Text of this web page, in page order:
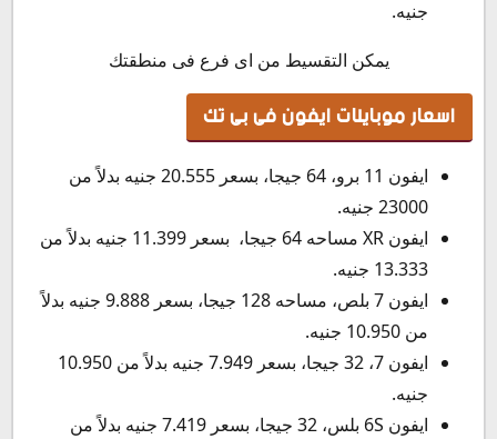
جنيه.
يمكن التقسيط من اى فرع فى منطقتك
اسعار موبايلات ايفون فى بى تك
ايفون 11 برو، 64 جيجا، بسعر 20.555 جنيه بدلاً من
23000 جنيه.
ايفون XR مساحه 64 جيجا، بسعر 11.399 جنيه بدلاً من
13.333 جنيه.
ايفون 7 بلص، مساحه 128 جيجا، بسعر 9.888 جنيه بدلاً
من 10.950 جنيه.
ايفون 7، 32 جيجا، بسعر 7.949 جنيه بدلاً من 10.950
جنيه.
ايفون 6S بلس، 32 جيجا، بسعر 7.419 جنيه بدلاً من